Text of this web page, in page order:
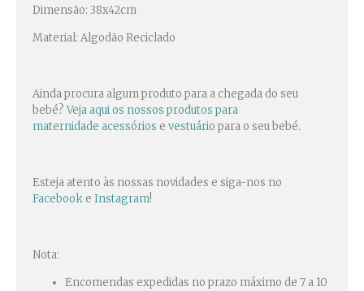
Dimensão: 38x42cm
Material: Algodão Reciclado
Ainda procura algum produto para a chegada do seu
bebé?Veja aqui os nossos produtos para
maternidade acessórios e vestuário para o seu bebé.
Esteja atento às nossas novidades e siga-nos no
Facebook e Instagram!
Nota:
Encomendas expedidas no prazo máximo de 7 a 10